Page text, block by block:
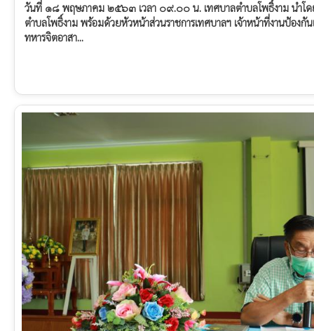
วันที่ ๑๘ พฤษภาคม ๒๕๖๓ เวลา ๐๙.๐๐ น. เทศบาลตำบลโพธิ์งาม นำโด
ตำบลโพธิ์งาม พร้อมด้วยหัวหน้าส่วนราชการเทศบาลฯ เจ้าหน้าที่งานป้อง
ทหารจิตอาสา...